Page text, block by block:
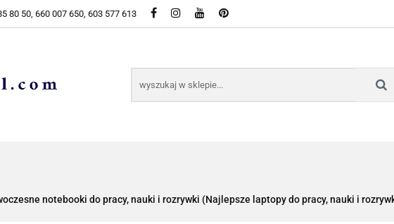
80 50, 660 007 650, 603 577 613
WSZYSTKIE KATEGORIE DOSTĘPNE W SKLEPIE
notebooki do pracy, nauki i rozrywki (Najlepsze laptopy do pracy, nauki i